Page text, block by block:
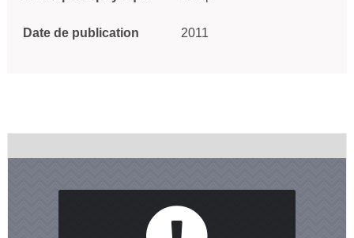
Date de publication 2011